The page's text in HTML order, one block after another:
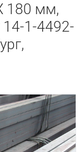
180 мм,
1-4492-